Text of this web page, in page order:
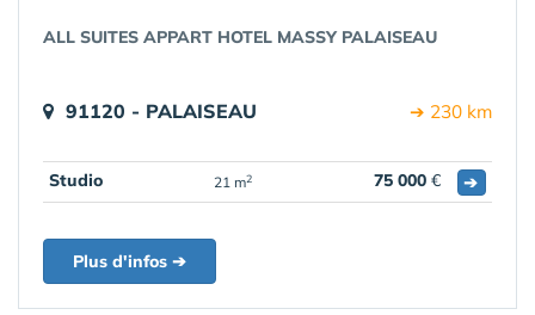
ALL SUITES APPART HOTEL MASSY PALAISEAU
91120 - PALAISEAU ➔ 230 km
Studio 21 m2 75 000 € ➔
Plus d'infos ➔